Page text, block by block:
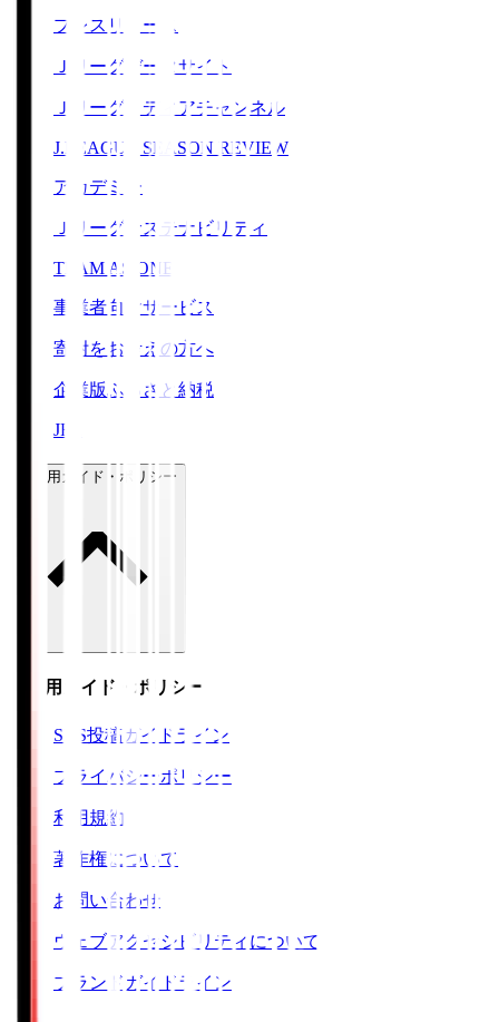
プレスリリース
Ｊリーグデータサイト
Ｊリーグメディアチャンネル
J.LEAGUE SEASON REVIEW
アカデミー
Ｊリーグサステナビリティ
TEAM AS ONE
事業者向けサービス
寄附をお考えの方へ
企業版ふるさと納税
JFA
ご利用ガイド・ポリシー
ご利用ガイド・ポリシー
SNS投稿ガイドライン
プライバシーポリシー
利用規約
著作権について
お問い合わせ
ウェブアクセシビリティについて
ブランドガイドライン